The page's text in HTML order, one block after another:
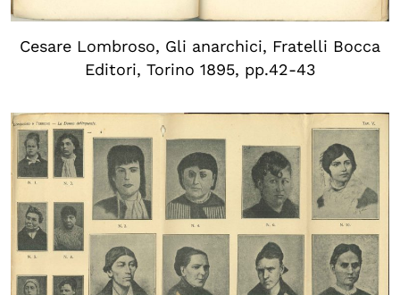
Cesare Lombroso, Gli anarchici, Fratelli Bocca
Editori, Torino 1895, pp.42-43